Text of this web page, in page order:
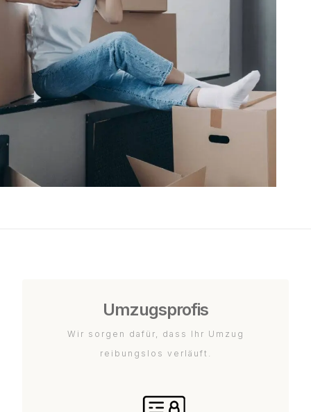
Umzugsprofis
Wir sorgen dafür, dass Ihr Umzug
reibungslos verläuft.